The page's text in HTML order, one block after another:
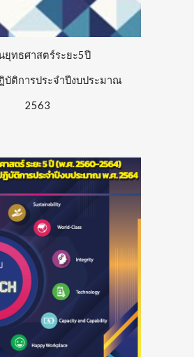
ยุทธศาสตร์ระยะ5ปี
บัติการประจำปีงบประมาณ
2563